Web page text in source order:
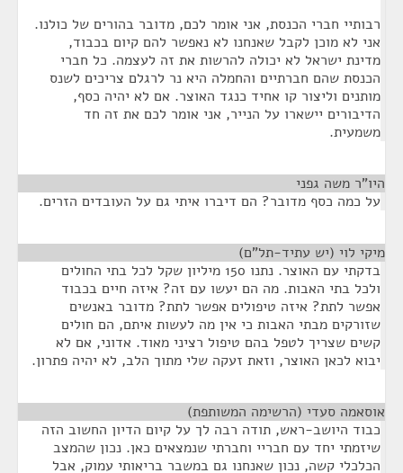
רבותיי חברי הכנסת, אני אומר לכם, מדובר בהורים של כולנו.
אני לא מוכן לקבל שאנחנו לא נאפשר להם קיום בכבוד,
מדינת ישראל לא יכולה להרשות את זה לעצמה. כל חברי
הכנסת שהם חברתיים והחמלה היא נר לרגלם צריכים לשנס
מותנים וליצור קו אחיד כנגד האוצר. אם לא יהיה כסף,
הדיבורים יישארו על הנייר, אני אומר לכם את זה חד
משמעית.
היו"ר משה גפני
על כמה כסף מדובר? הם דיברו איתי גם על העובדים הזרים.
מיקי לוי (יש עתיד-תל"ם)
בדקתי עם האוצר. נתנו 150 מיליון שקל לכל בתי החולים
ולכל בתי האבות. מה הם יעשו עם זה? איזה חיים בכבוד
אפשר לתת? איזה טיפולים אפשר לתת? מדובר באנשים
שזורקים מבתי האבות כי אין מה לעשות איתם, הם חולים
קשים שצריך לטפל בהם טיפול רציני מאוד. אדוני, אם לא
יבוא לכאן האוצר, וזאת זעקה שלי מתוך הלב, לא יהיה פתרון.
אוסאמה סעדי (הרשימה המשותפת)
כבוד היושב-ראש, תודה רבה לך על קיום הדיון החשוב הזה
שיזמתי יחד עם חבריי וחברתי שנמצאים כאן. נכון שהמצב
הכלכלי קשה, נכון שאנחנו גם במשבר בריאותי עמוק, אבל